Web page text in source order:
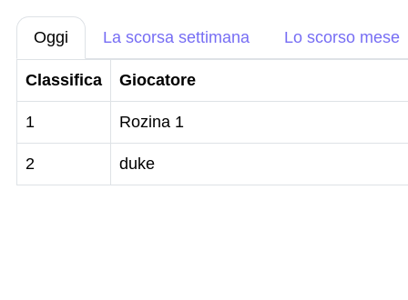
Oggi La scorsa settimana Lo scorso mese
Classifica Giocatore
1 Rozina 1
2 duke